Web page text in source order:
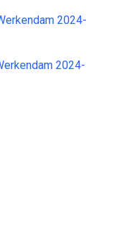
2024-
2024-